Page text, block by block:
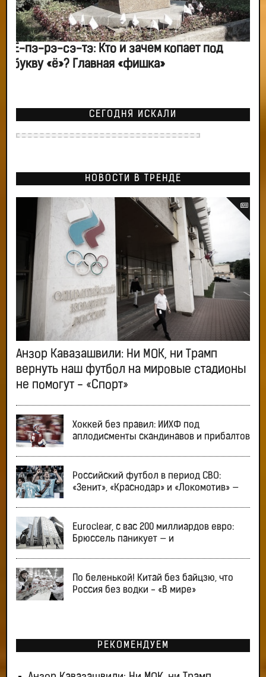
Ё-пэ-рэ-сэ-тэ: Кто и зачем копает под
букву «ё»? Главная «фишка»
СЕГОДНЯ ИСКАЛИ
НОВОСТИ В ТРЕНДЕ
Анзор Кавазашвили: Ни МОК, ни Трамп
вернуть наш футбол на мировые стадионы
не помогут - «Спорт»
Хоккей без правил: ИИХФ под
аплодисменты скандинавов и прибалтов
Российский футбол в период СВО:
«Зенит», «Краснодар» и «Локомотив» —
Euroclear, с вас 200 миллиардов евро:
Брюссель паникует — и
По беленькой! Китай без байцзю, что
Россия без водки - «В мире»
РЕКОМЕНДУЕМ